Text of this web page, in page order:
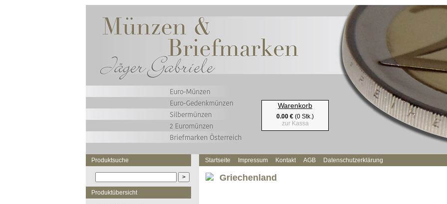
Warenkorb
0.00 € (0 Stk.)
zur Kassa
Produktsuche
Produktübersicht
Startseite Impressum Kontakt AGB Datenschutzerklärung
Griechenland